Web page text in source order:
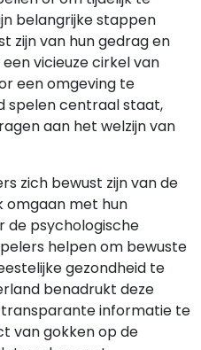
belangrijke stappen
zijn van hun gedrag en
vicieuze cirkel van
een omgeving te
spelen centraal staat,
aan het welzijn van
zich bewust zijn van de
omgaan met hun
de psychologische
helpen om bewuste
gezondheid te
benadrukt deze
informatie te
van gokken op de